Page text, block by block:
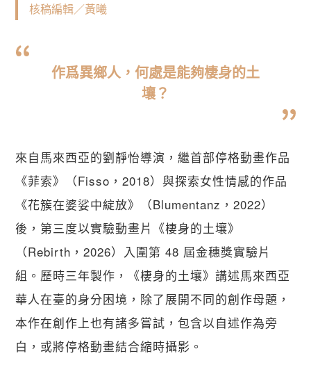
核稿編輯／黃曦
作爲異鄉人，何處是能夠棲身的土
壤？
來自馬來西亞的劉靜怡導演，繼首部停格動畫作品
《菲索》（Fisso，2018）與探索女性情感的作品
《花簇在婆娑中綻放》（Blumentanz，2022）
後，第三度以實驗動畫片《棲身的土壤》
（Rebirth，2026）入圍第 48 屆金穗獎實驗片
組。歷時三年製作，《棲身的土壤》講述馬來西亞
華人在臺的身分困境，除了展開不同的創作母題，
本作在創作上也有諸多嘗試，包含以自述作為旁
白，或將停格動畫結合縮時攝影。